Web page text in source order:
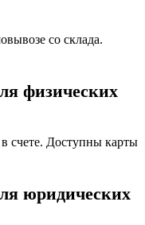
со склада.
физических
счете. Доступны карты
юридических